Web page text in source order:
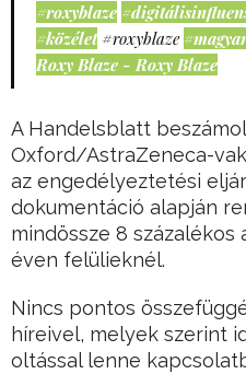
#roxyblaze
#közélet #roxyblaze
Roxy Blaze - Roxy Blaze
A Handelsblatt
Oxford/AstraZeneca-
az engedélyeztetési
dokumentáció alapján
mindössze 8 százalékos
éven felülieknél.
Nincs pontos
híreivel, melyek szerint
oltással lenne